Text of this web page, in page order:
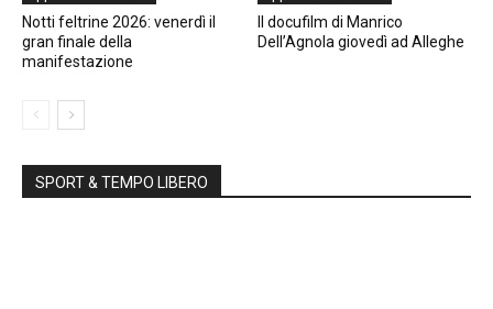
Notti feltrine 2026: venerdì il
gran finale della
manifestazione
Il docufilm di Manrico
Dell’Agnola giovedì ad Alleghe
SPORT & TEMPO LIBERO